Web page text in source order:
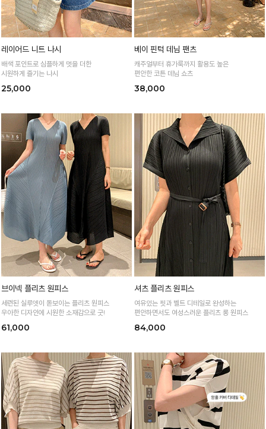
레이어드 니트 나시
배색 포인트로 심플하게 멋을 더한
시원하게 즐기는 나시
25,000
베이 핀턱 데님 팬츠
캐주얼부터 휴가룩까지 활용도 높은
편안한 코튼 데님 쇼츠
38,000
브이넥 플리츠 원피스
세련된 실루엣이 돋보이는 플리츠 원피스
우아한 디자인에 시원한 소재감으로 굿!
61,000
셔츠 플리츠 원피스
여유있는 핏과 벨트 디테일로 완성하는
편안하면서도 여성스러운 플리츠 롱 원피스
84,000